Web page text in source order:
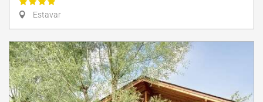
Estavar